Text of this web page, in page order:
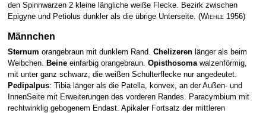
den Spinnwarzen 2 kleine längliche weiße Flecke. Bezirk zwischen
Epigyne und Petiolus dunkler als die übrige Unterseite. (Wiehle1956)
Männchen
Sternum orangebraun mit dunklem Rand. Chelizerenlänger als beim
Weibchen. Beineeinfarbig orangebraun. Opisthosomawalzenförmig,
mit­ unter ganz schwarz, die weißen Schulterflecke nur angedeutet.
Pedipalpus: Tibia länger als die Patella, konvex, an der Außen- und
InnenSeite mit Erweiterungen des vorderen Randes. Paracymbium mit
rechtwinklig gebogenem Endast. Apikaler Fortsatz der mittleren